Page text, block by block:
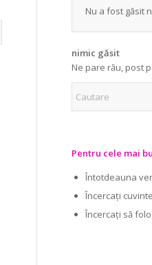
Nu a fost găsit
nimic găsit
Ne pare rău, post
Pentru cele mai
Întotdeauna
Încercați
Încercați să